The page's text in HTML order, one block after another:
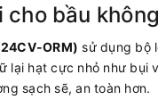
cho bầu
ORM) sử dụng bộ
lại hạt cực nhỏ như bụi
sạch sẽ, an toàn hơn.